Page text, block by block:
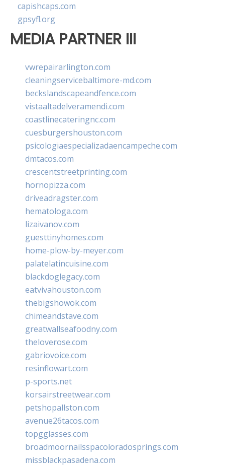
capishcaps.com
gpsyfl.org
MEDIA PARTNER III
vwrepairarlington.com
cleaningservicebaltimore-md.com
beckslandscapeandfence.com
vistaaltadelveramendi.com
coastlinecateringnc.com
cuesburgershouston.com
psicologiaespecializadaencampeche.com
dmtacos.com
crescentstreetprinting.com
hornopizza.com
driveadragster.com
hematologa.com
lizaivanov.com
guesttinyhomes.com
home-plow-by-meyer.com
palatelatincuisine.com
blackdoglegacy.com
eatvivahouston.com
thebigshowok.com
chimeandstave.com
greatwallseafoodny.com
theloverose.com
gabriovoice.com
resinflowart.com
p-sports.net
korsairstreetwear.com
petshopallston.com
avenue26tacos.com
topgglasses.com
broadmoornailsspacoloradosprings.com
missblackpasadena.com